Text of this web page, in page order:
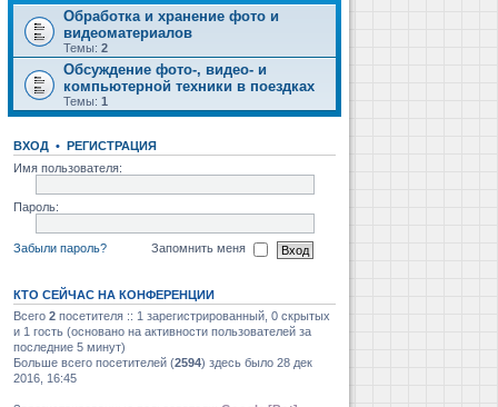
Обработка и хранение фото и
видеоматериалов
Темы: 2
Обсуждение фото-, видео- и
компьютерной техники в поездках
Темы: 1
ВХОД • РЕГИСТРАЦИЯ
Имя пользователя:
Пароль:
Забыли пароль? Запомнить меня
КТО СЕЙЧАС НА КОНФЕРЕНЦИИ
Всего 2 посетителя :: 1 зарегистрированный, 0 скрытых
и 1 гость (основано на активности пользователей за
последние 5 минут)
Больше всего посетителей (2594) здесь было 28 дек
2016, 16:45